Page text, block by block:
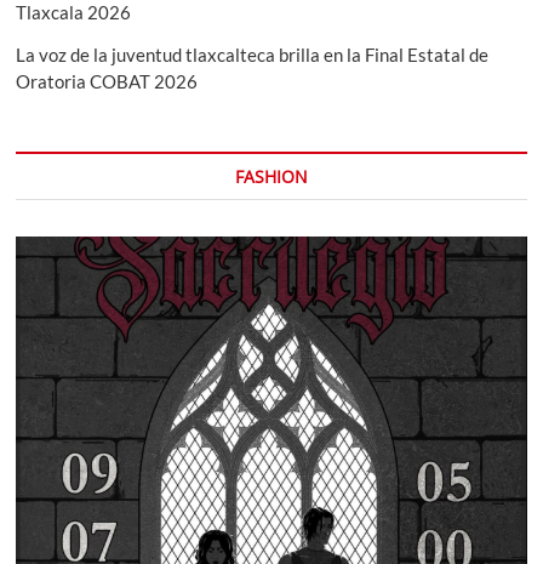
Tlaxcala 2026
La voz de la juventud tlaxcalteca brilla en la Final Estatal de
Oratoria COBAT 2026
FASHION